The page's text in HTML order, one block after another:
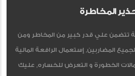
المخاطرة
تتضمن علي قدر كبير من المخاطر ومن
المضاربين, إستعمال الرافعة المالية
الخطورة و التعرض للخساره, عليك